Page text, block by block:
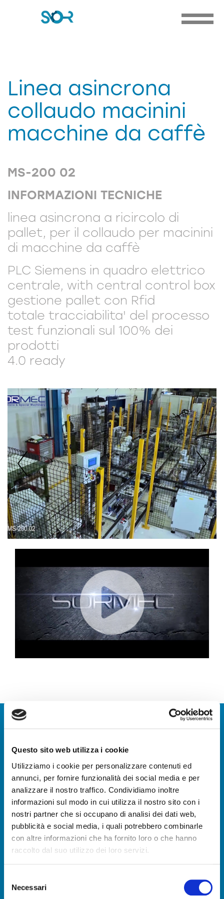
Questo sito web utilizza i cookie
Utilizziamo i cookie per personalizzare contenuti ed
annunci, per fornire funzionalità dei social media e per
analizzare il nostro traffico. Condividiamo inoltre
informazioni sul modo in cui utilizza il nostro sito con i
nostri partner che si occupano di analisi dei dati web,
pubblicità e social media, i quali potrebbero combinarle
con altre informazioni che ha fornito loro o che hanno
raccolto dal suo utilizzo dei loro servizi.
delNecessari
Linea asincrona
collaudo macinini
macchine da caffè
MS-200 02
INFORMAZIONI TECNICHE
linea asincrona a ricircolo di
pallet, per il collaudo per macinini
di macchine da caffè
PLC Siemens in quadro elettrico
centrale, with central control box
gestione pallet con Rfid
totale tracciabilita' del processo
test funzionali sul 100% dei
prodotti
4.0 ready
NOSTRO SERVIZIO
CLIENTI